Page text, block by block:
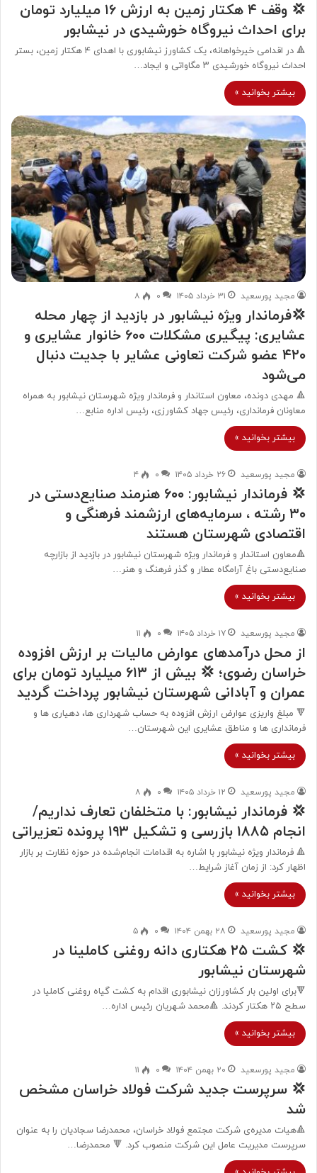
💢 وقف ۴ هکتار زمین به ارزش ۱۶ میلیارد تومان
برای احداث نیروگاه خورشیدی در نیشابور
🔺 در اقدامی خیرخواهانه، یک کشاورز نیشابوری با اهدای ۴ هکتار زمین، بستر
احداث نیروگاه خورشیدی ۳ مگاواتی و ایجاد…
بیشتر بخوانید »
مجید پورسعید ۳۱ خرداد ۱۴۰۵ ۰ ۸
💢فرماندار ویژه نیشابور در بازدید از چهار محله
عشایری: پیگیری مشکلات ۶۰۰ خانوار عشایری و
۴۲۰ عضو شرکت تعاونی عشایر با جدیت دنبال
می‌شود
🔺 مهدی دونده، معاون استاندار و فرماندار ویژه شهرستان نیشابور به همراه
معاونان فرمانداری، رئیس جهاد کشاورزی، رئیس اداره منابع…
بیشتر بخوانید »
مجید پورسعید ۲۶ خرداد ۱۴۰۵ ۰ ۴
💢 فرماندار نیشابور: ۶۰۰ هنرمند صنایع‌دستی در
۳۰ رشته ، سرمایه‌های ارزشمند فرهنگی و
اقتصادی شهرستان هستند
🔺معاون استاندار و فرماندار ویژه شهرستان نیشابور در بازدید از بازارچه
صنایع‌دستی باغ آرامگاه عطار و گذر فرهنگ و هنر…
بیشتر بخوانید »
مجید پورسعید ۱۷ خرداد ۱۴۰۵ ۰ ۱۱
از محل درآمدهای عوارض مالیات بر ارزش افزوده
خراسان رضوی؛ 💢 بیش از ۶۱۳ میلیارد تومان برای
عمران و آبادانی شهرستان نیشابور پرداخت گردید
🔻 مبلغ واریزی عوارض ارزش افزوده به حساب شهرداری ها، دهیاری ها و
فرمانداری ها و مناطق عشایری این شهرستان…
بیشتر بخوانید »
مجید پورسعید ۱۲ خرداد ۱۴۰۵ ۰ ۸
💢 فرماندار نیشابور: با متخلفان تعارف نداریم/
انجام ۱۸۸۵ بازرسی و تشکیل ۱۹۳ پرونده تعزیراتی
🔺 فرماندار ویژه نیشابور با اشاره به اقدامات انجام‌شده در حوزه نظارت بر بازار
اظهار کرد: از زمان آغاز شرایط…
بیشتر بخوانید »
مجید پورسعید ۲۸ بهمن ۱۴۰۴ ۰ ۵
💢 کشت ۲۵ هکتاری دانه روغنی کاملینا در
شهرستان نیشابور
🔻برای اولین بار کشاورزان نیشابوری اقدام به کشت گیاه روغنی کاملیا در
سطح ۲۵ هکتار کردند. 🔺محمد شهریان رئیس اداره…
بیشتر بخوانید »
مجید پورسعید ۲۰ بهمن ۱۴۰۴ ۰ ۱۱
💢 سرپرست جدید شرکت فولاد خراسان مشخص
شد
🔺هیات مدیره‌ی شرکت مجتمع فولاد خراسان، محمدرضا سجادیان را به عنوان
سرپرست مدیریت عامل این شرکت منصوب کرد. 🔻 محمدرضا…